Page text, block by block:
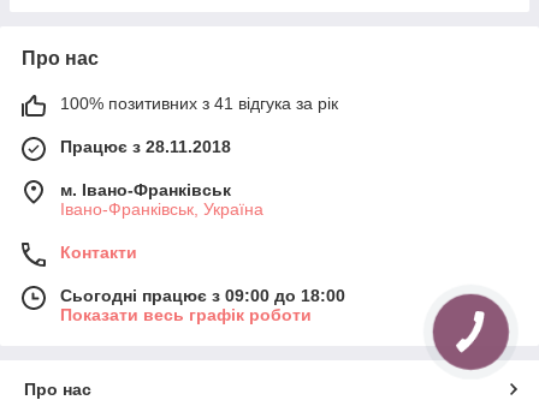
Про нас
100% позитивних з 41 відгука за рік
Працює з 28.11.2018
м. Івано-Франківськ
Івано-Франківськ, Україна
Контакти
Сьогодні працює з 09:00 до 18:00
Показати весь графік роботи
Про нас